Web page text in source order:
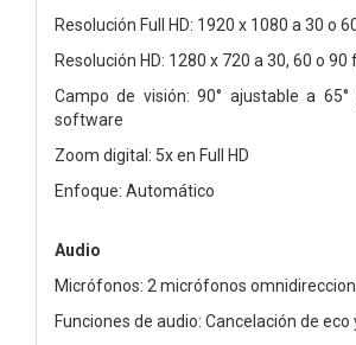
Resolución Full HD: 1920 x 1080 a 30 o
Resolución HD: 1280 x 720 a 30, 60 o 90
Campo de visión: 90° ajustable a 65°
software
Zoom digital: 5x en Full HD
Enfoque: Automático
Audio
Micrófonos: 2 micrófonos
Funciones de audio: Cancelación de eco